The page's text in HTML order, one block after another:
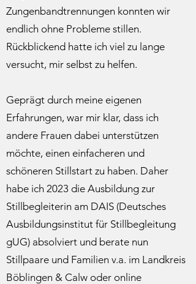
Zungenbandtrennungen konnten wir
endlich ohne Probleme stillen.
Rückblickend hatte ich viel zu lange
versucht, mir selbst zu helfen.
Geprägt durch meine eigenen
Erfahrungen, war mir klar, dass ich
andere Frauen dabei unterstützen
möchte, einen einfacheren und
schöneren Stillstart zu haben. Daher
habe ich 2023 die Ausbildung zur
Stillbegleiterin am DAIS (Deutsches
Ausbildungsinstitut für Stillbegleitung
gUG) absolviert und berate nun
Stillpaare und Familien v.a. im Landkreis
Böblingen & Calw oder online